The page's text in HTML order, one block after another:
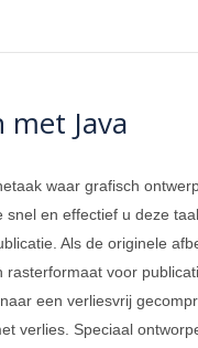
met Java
waar grafisch
en effectief u deze
Als de originele
voor
een verliesvrij
verlies. Speciaal